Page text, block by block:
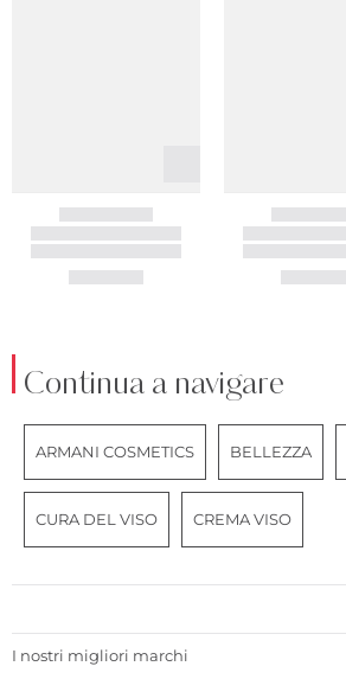
Continua a navigare
ARMANI COSMETICS BELLEZZA
CURA DEL VISO CREMA VISO
I nostri migliori marchi